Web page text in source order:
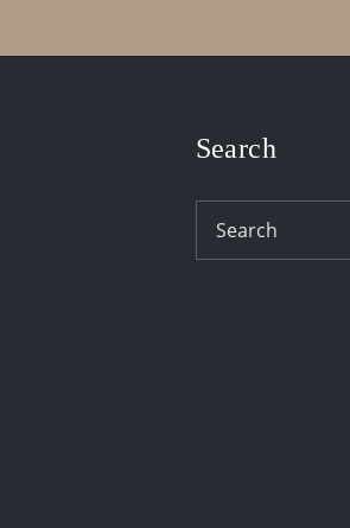
Search